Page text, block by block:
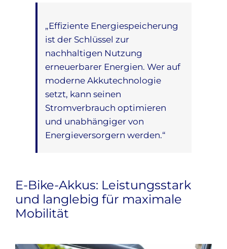
„Effiziente Energiespeicherung
ist der Schlüssel zur
nachhaltigen Nutzung
erneuerbarer Energien. Wer auf
moderne Akkutechnologie
setzt, kann seinen
Stromverbrauch optimieren
und unabhängiger von
Energieversorgern werden.“
E-Bike-Akkus: Leistungsstark
und langlebig für maximale
Mobilität